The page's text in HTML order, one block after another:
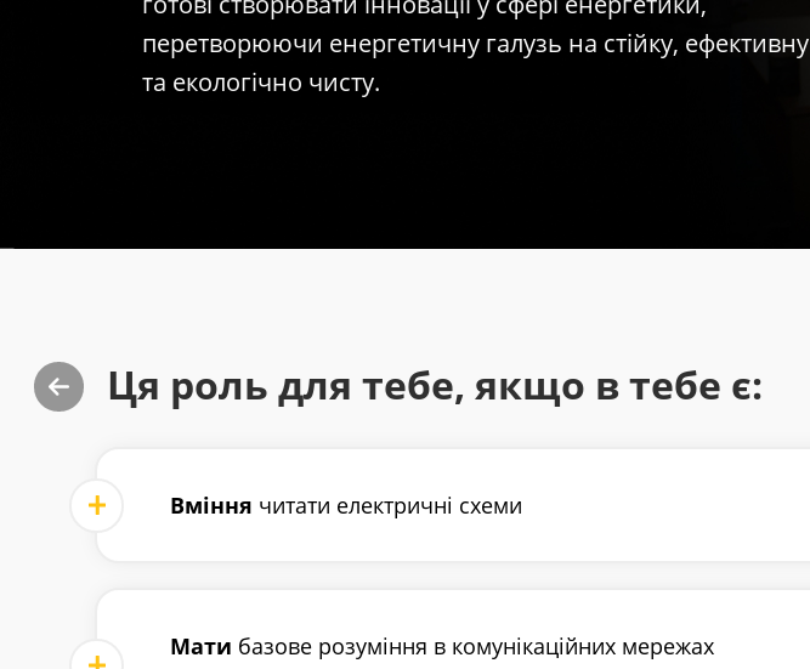
перетворюючи енергетичну галузь на стійку, ефективну
та екологічно чисту.
Ця роль для тебе, якщо в тебе є:
Вміння читати електричні схеми
Мати базове розуміння в комунікаційних мережах